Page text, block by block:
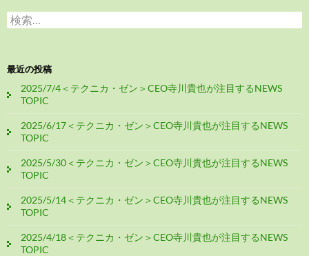
検
索:
最近の投稿
2025/7/4＜テクニカ・ゼン＞CEO寺川貴也が注目するNEWS
TOPIC
2025/6/17＜テクニカ・ゼン＞CEO寺川貴也が注目するNEWS
TOPIC
2025/5/30＜テクニカ・ゼン＞CEO寺川貴也が注目するNEWS
TOPIC
2025/5/14＜テクニカ・ゼン＞CEO寺川貴也が注目するNEWS
TOPIC
2025/4/18＜テクニカ・ゼン＞CEO寺川貴也が注目するNEWS
TOPIC